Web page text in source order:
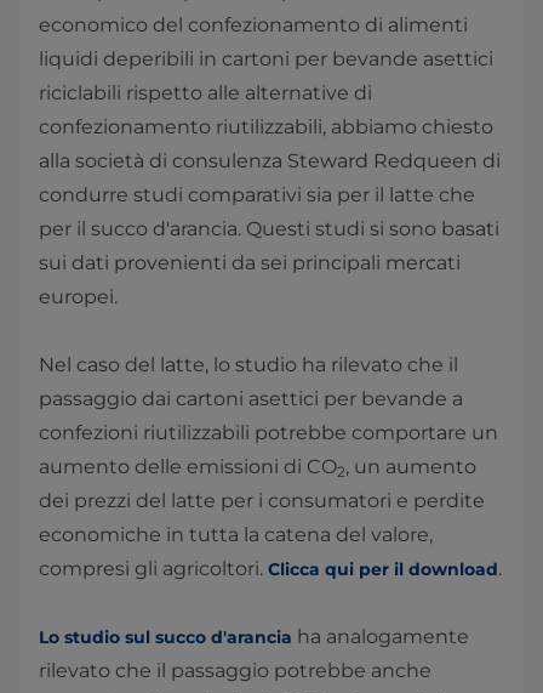
economico del confezionamento di alimenti
liquidi deperibili in cartoni per bevande asettici
riciclabili rispetto alle alternative di
confezionamento riutilizzabili, abbiamo chiesto
alla società di consulenza Steward Redqueen di
condurre studi comparativi sia per il latte che
per il succo d'arancia. Questi studi si sono basati
sui dati provenienti da sei principali mercati
europei.
Nel caso del latte, lo studio ha rilevato che il
passaggio dai cartoni asettici per bevande a
confezioni riutilizzabili potrebbe comportare un
aumento delle emissioni di CO2, un aumento
dei prezzi del latte per i consumatori e perdite
economiche in tutta la catena del valore,
compresi gli agricoltori. Clicca qui per il download.
Lo studio sul succo d'arancia ha analogamente
rilevato che il passaggio potrebbe anche